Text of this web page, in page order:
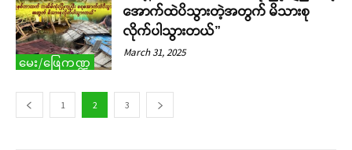
မေး/ဖြေကဏ္ဍ
အောက်ထဲပိသွားတဲ့အတွက် မိသားစု
လိုက်ပါသွားတယ်”
March 31, 2025
1 2 3